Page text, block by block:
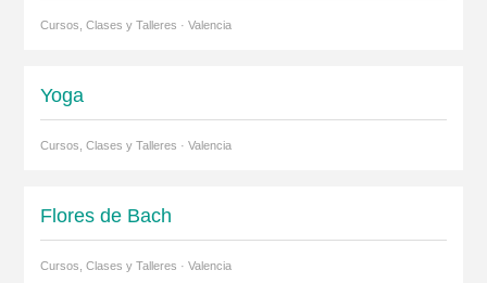
Cursos, Clases y Talleres · Valencia
Yoga
Cursos, Clases y Talleres · Valencia
Flores de Bach
Cursos, Clases y Talleres · Valencia